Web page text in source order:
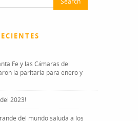
Fe y las Cámaras del
la paritaria para enero y
2023!
del mundo saluda a los